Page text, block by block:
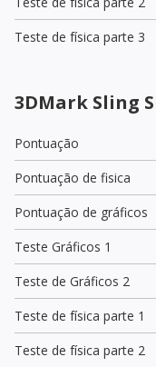
Teste de física parte 3
3DMark Sling
Pontuação
Pontuação de fisica
Pontuação de gráficos
Teste Gráficos 1
Teste de Gráficos 2
Teste de física parte 1
Teste de física parte 2